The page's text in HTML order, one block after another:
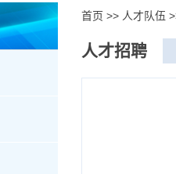
首页 >> 人才队伍
人才招聘